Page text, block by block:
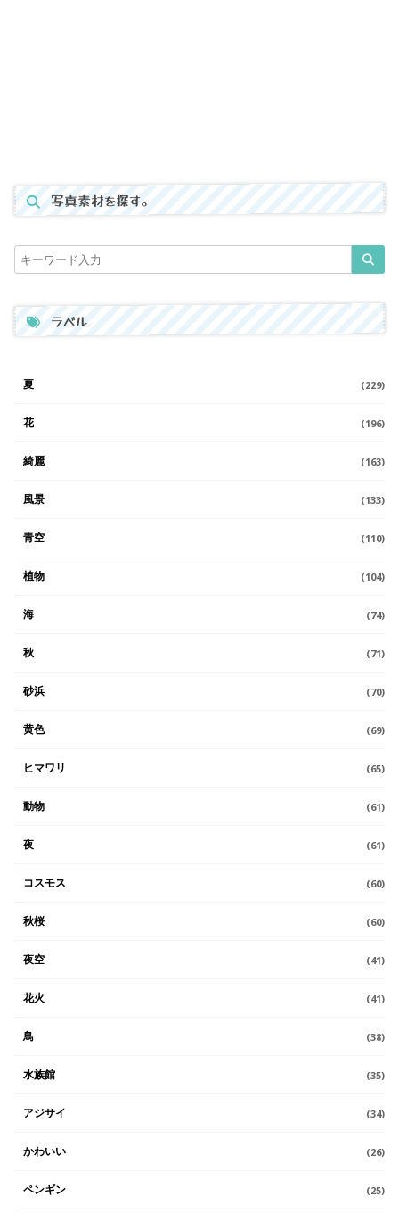
写真素材を探す。
ラベル
夏 (229)
花 (196)
綺麗 (163)
風景 (133)
青空 (110)
植物 (104)
海 (74)
秋 (71)
砂浜 (70)
黄色 (69)
ヒマワリ (65)
動物 (61)
夜 (61)
コスモス (60)
秋桜 (60)
夜空 (41)
花火 (41)
鳥 (38)
水族館 (35)
アジサイ (34)
かわいい (26)
ペンギン (25)